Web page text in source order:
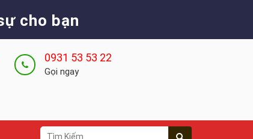
cho bạn
0931 53 53 22
Gọi ngay